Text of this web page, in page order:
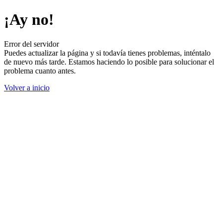
¡Ay no!
Error del servidor
Puedes actualizar la página y si todavía tienes problemas, inténtalo
de nuevo más tarde. Estamos haciendo lo posible para solucionar el
problema cuanto antes.
Volver a inicio